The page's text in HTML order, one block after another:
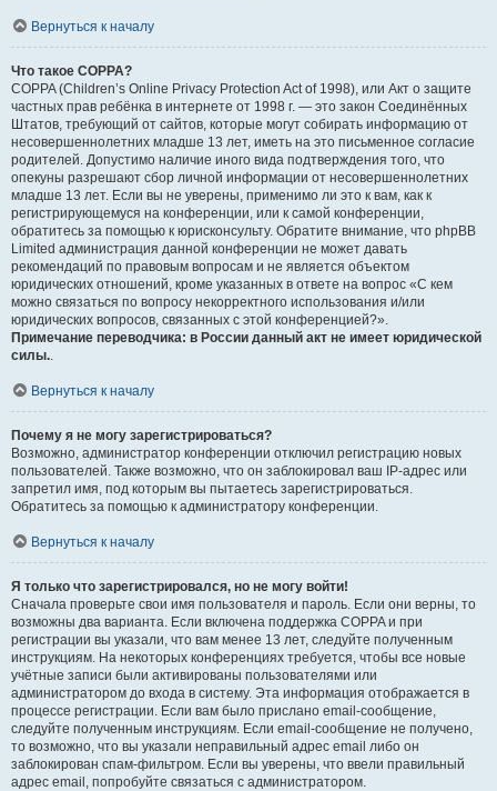
Вернуться к началу
Что такое COPPA?
COPPA (Children’s Online Privacy Protection Act of 1998), или Акт о защите
частных прав ребёнка в интернете от 1998 г. — это закон Соединённых
Штатов, требующий от сайтов, которые могут собирать информацию от
несовершеннолетних младше 13 лет, иметь на это письменное согласие
родителей. Допустимо наличие иного вида подтверждения того, что
опекуны разрешают сбор личной информации от несовершеннолетних
младше 13 лет. Если вы не уверены, применимо ли это к вам, как к
регистрирующемуся на конференции, или к самой конференции,
обратитесь за помощью к юрисконсульту. Обратите внимание, что phpBB
Limited администрация данной конференции не может давать
рекомендаций по правовым вопросам и не является объектом
юридических отношений, кроме указанных в ответе на вопрос «С кем
можно связаться по вопросу некорректного использования и/или
юридических вопросов, связанных с этой конференцией?».
Примечание переводчика: в России данный акт не имеет юридической
силы.
Вернуться к началу
Почему я не могу зарегистрироваться?
Возможно, администратор конференции отключил регистрацию новых
пользователей. Также возможно, что он заблокировал ваш IP-адрес или
запретил имя, под которым вы пытаетесь зарегистрироваться.
Обратитесь за помощью к администратору конференции.
Вернуться к началу
Я только что зарегистрировался, но не могу войти!
Сначала проверьте свои имя пользователя и пароль. Если они верны, то
возможны два варианта. Если включена поддержка COPPA и при
регистрации вы указали, что вам менее 13 лет, следуйте полученным
инструкциям. На некоторых конференциях требуется, чтобы все новые
учётные записи были активированы пользователями или
администратором до входа в систему. Эта информация отображается в
процессе регистрации. Если вам было прислано email-сообщение,
следуйте полученным инструкциям. Если email-сообщение не получено,
то возможно, что вы указали неправильный адрес email либо он
заблокирован спам-фильтром. Если вы уверены, что ввели правильный
адрес email, попробуйте связаться с администратором.